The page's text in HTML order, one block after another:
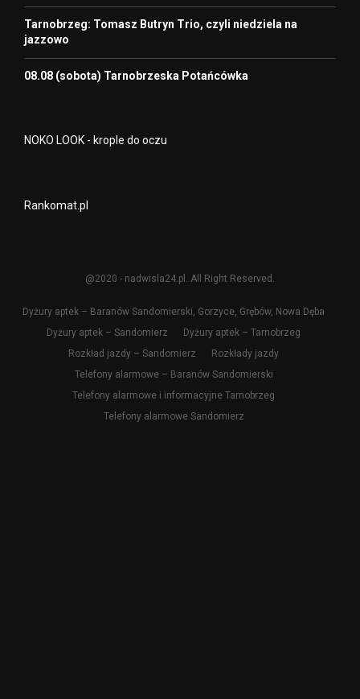
Tarnobrzeg: Tomasz Butryn Trio, czyli niedziela na
jazzowo
08.08 (sobota) Tarnobrzeska Potańcówka
NOKO LOOK - krople do oczu
Rankomat.pl
@2020 - nadwisla24.pl. All Right Reserved.
Dyżury aptek – Baranów Sandomierski, Gorzyce, Grębów, Nowa Dęba
Dyżury aptek – Sandomierz
Dyżury aptek – Tarnobrzeg
Rozkład jazdy – Sandomierz
Rozkłady jazdy
Telefony alarmowe – Baranów Sandomierski
Telefony alarmowe i informacyjne Tarnobrzeg
Telefony alarmowe Sandomierz